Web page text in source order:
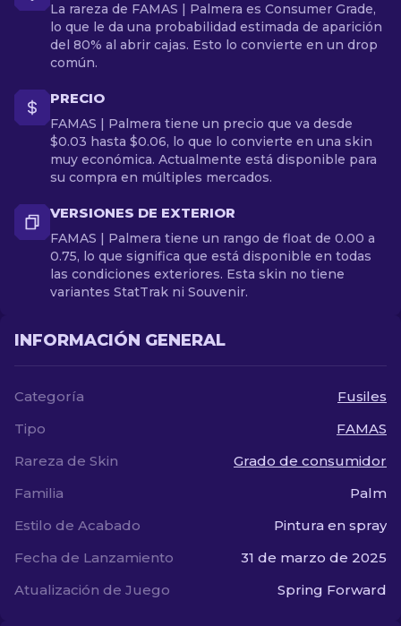
La rareza de FAMAS | Palmera es Consumer Grade,
lo que le da una probabilidad estimada de aparición
del 80% al abrir cajas. Esto lo convierte en un drop
común.
PRECIO
FAMAS | Palmera tiene un precio que va desde
$0.03 hasta $0.06, lo que lo convierte en una skin
muy económica. Actualmente está disponible para
su compra en múltiples mercados.
VERSIONES DE EXTERIOR
FAMAS | Palmera tiene un rango de float de 0.00 a
0.75, lo que significa que está disponible en todas
las condiciones exteriores. Esta skin no tiene
variantes StatTrak ni Souvenir.
INFORMACIÓN GENERAL
Categoría
Fusiles
Tipo
FAMAS
Rareza de Skin
Grado de consumidor
Familia
Palm
Estilo de Acabado
Pintura en spray
Fecha de Lanzamiento
31 de marzo de 2025
Atualización de Juego
Spring Forward